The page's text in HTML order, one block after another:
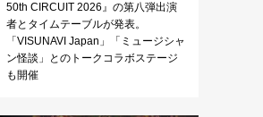
50th CIRCUIT 2026』の第八弾出演
者とタイムテーブルが発表。
「VISUNAVI Japan」「ミュージシャ
ン怪談」とのトークコラボステージ
も開催